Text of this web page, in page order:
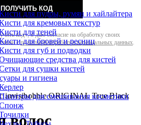
для пудры, румян и хайлайтера
для кремовых текстур
для теней
для бровей и ресниц
для губ и подводки
средства для кистей
для сушки кистей
и гигиена
для смешивания косметики
ПОЛУЧИТЬ КОД
код», я даю согласие на обработку своих
сполитикой обработки персональных данных.
invisibobble ORIGINAL True Black
волос